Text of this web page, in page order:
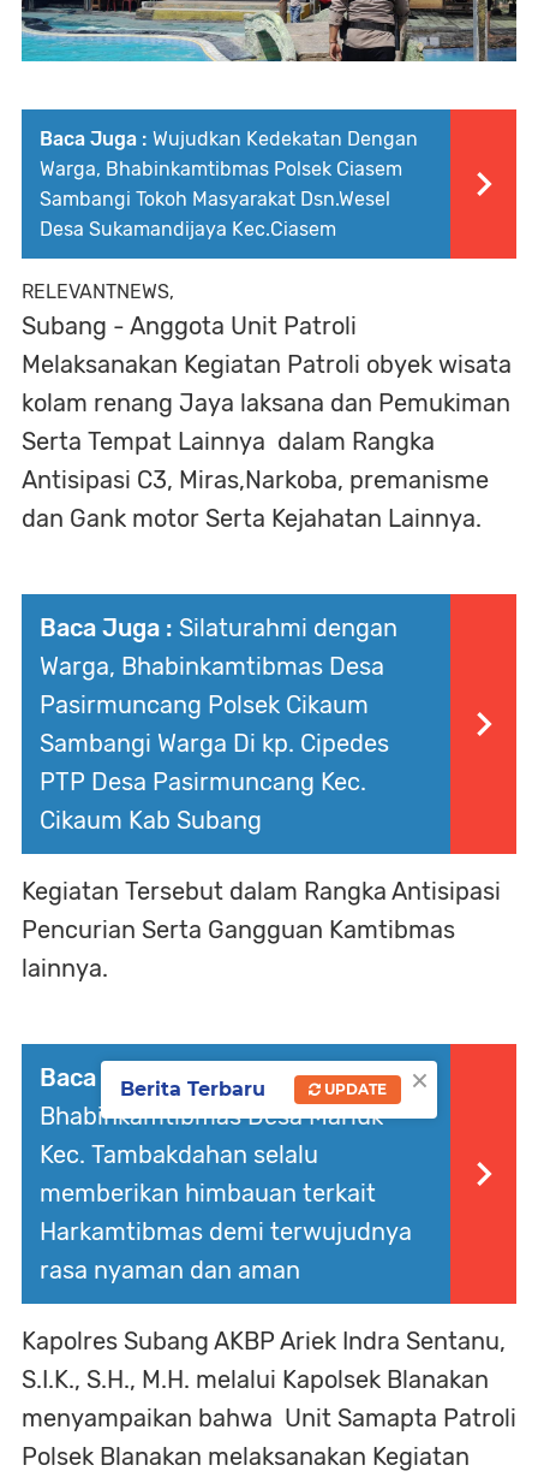
Baca Juga : Wujudkan Kedekatan Dengan
Warga, Bhabinkamtibmas Polsek Ciasem
Sambangi Tokoh Masyarakat Dsn.Wesel
Desa Sukamandijaya Kec.Ciasem
RELEVANTNEWS,
Subang - Anggota Unit Patroli
Melaksanakan Kegiatan Patroli obyek wisata
kolam renang Jaya laksana dan Pemukiman
Serta Tempat Lainnya dalam Rangka
Antisipasi C3, Miras,Narkoba, premanisme
dan Gank motor Serta Kejahatan Lainnya.
Baca Juga : Silaturahmi dengan
Warga, Bhabinkamtibmas Desa
Pasirmuncang Polsek Cikaum
Sambangi Warga Di kp. Cipedes
PTP Desa Pasirmuncang Kec.
Cikaum Kab Subang
Kegiatan Tersebut dalam Rangka Antisipasi
Pencurian Serta Gangguan Kamtibmas
lainnya.
Baca Juga : Giat Sambang Warga
Bhabinkamtibmas Desa Mariuk
Kec. Tambakdahan selalu
memberikan himbauan terkait
Harkamtibmas demi terwujudnya
rasa nyaman dan aman
Kapolres Subang AKBP Ariek Indra Sentanu,
S.I.K., S.H., M.H. melalui Kapolsek Blanakan
menyampaikan bahwa Unit Samapta Patroli
Polsek Blanakan melaksanakan Kegiatan
×
Berita Terbaru UPDATE